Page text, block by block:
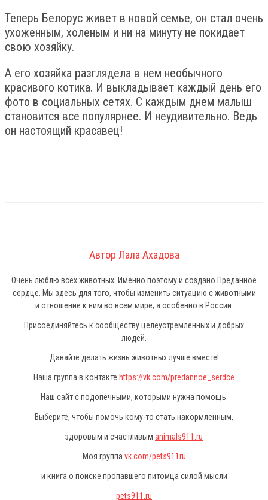
Теперь Белорус живет в новой семье, он стал очень
ухоженным, холеным и ни на минуту не покидает
свою хозяйку.
А его хозяйка разглядела в нем необычного
красивого котика. И выкладывает каждый день его
фото в социальных сетях. С каждым днем малыш
становится все популярнее. И неудивительно. Ведь
он настоящий красавец!
Автор Лала Ахадова
Очень люблю всех животных. Именно поэтому и создано Преданное
сердце. Мы здесь для того, чтобы изменить ситуацию с животными
и отношение к ним во всем мире, а особенно в России.
Присоединяйтесь к сообществу целеустремленных и добрых
людей.
Давайте делать жизнь животных лучше вместе!
Наша группа в контакте https://vk.com/predannoe_serdce
Наш сайт с подопечными, которыми нужна помощь.
Выберите, чтобы помочь кому-то стать накормленным,
здоровым и счастливым animals911.ru
Моя группа vk.com/pets911ru
и книга о поиске пропавшего питомца силой мысли
pets911.ru